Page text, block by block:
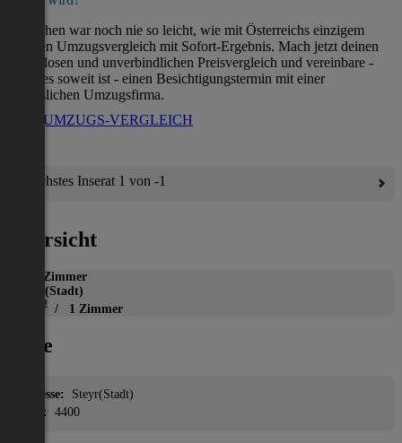
Umziehen war noch nie so leicht, wie mit Österreichs einzigem
direkten Umzugsvergleich mit Sofort-Ergebnis. Mach jetzt deinen
kostenlosen und unverbindlichen Preisvergleich und vereinbare -
wenn es soweit ist - einen Besichtigungstermin mit einer
verlässlichen Umzugsfirma.
ZUM UMZUGS-VERGLEICH
Nächstes Inserat 1 von -1
Übersicht
WG-Zimmer
Steyr(Stadt)
2 / 1 Zimmer
Lage
Adresse: Steyr(Stadt)
PLZ:
4400